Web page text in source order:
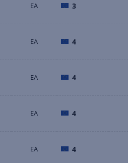
EA 3
EA 4
EA 4
EA 4
EA 4